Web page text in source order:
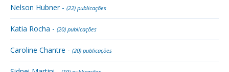
Nelson Hubner - (22) publicações
Katia Rocha - (20) publicações
Caroline Chantre - (20) publicações